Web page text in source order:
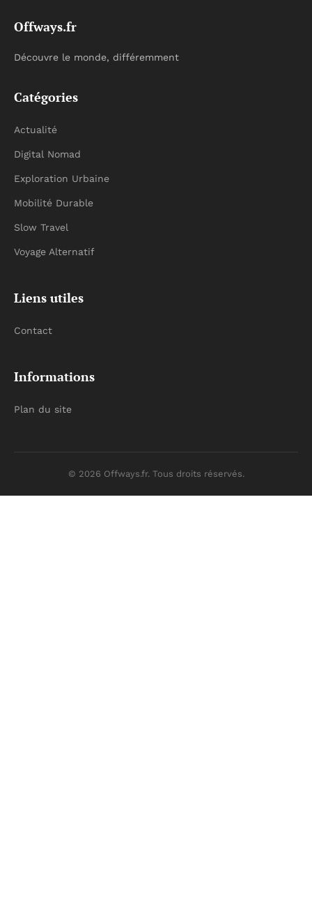
Offways.fr
Découvre le monde, différemment
Catégories
Actualité
Digital Nomad
Exploration Urbaine
Mobilité Durable
Slow Travel
Voyage Alternatif
Liens utiles
Contact
Informations
Plan du site
© 2026 Offways.fr. Tous droits réservés.